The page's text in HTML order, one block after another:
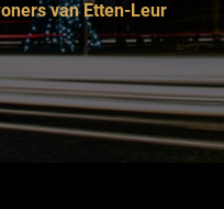
van Etten-Leur